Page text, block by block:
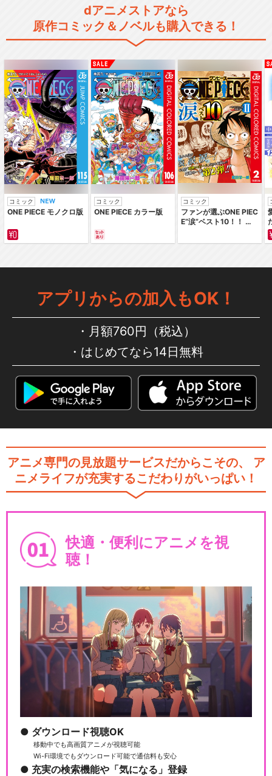
dアニメストアなら
原作コミック＆ノベルも購入できる！
コミック
ONE PIECE モノクロ版
コミック
ONE PIECE カラー版
コミック
ファンが選ぶONE PIEC
E“涙”ベスト10！！ ～
編～ カラー版
アプリからの加入もOK！
月額760円（税込）
はじめてなら14日無料
アニメ専門の見放題サービスだからこその、
ア
ニメライフが充実するこだわりがいっぱい！
快適・便利にアニメを視
聴！
ダウンロード視聴OK
移動中でも高画質アニメが視聴可能
Wi-Fi環境でもダウンロード可能で通信料も安心
充実の検索機能や「気になる」登録